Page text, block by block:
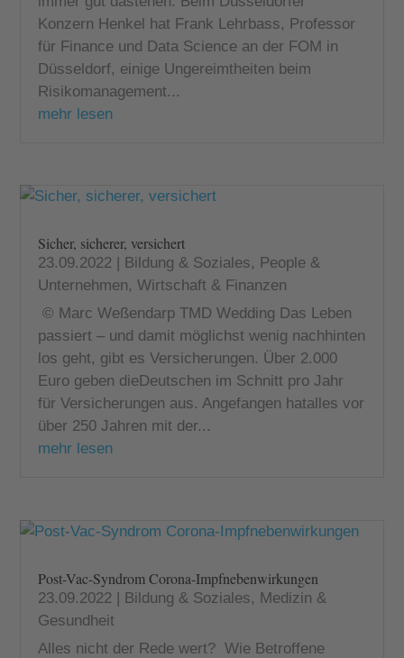
Konzern Henkel hat Frank Lehrbass, Professor
für Finance und Data Science an der FOM in
Düsseldorf, einige Ungereimtheiten beim
Risikomanagement...
mehr lesen
Sicher, sicherer, versichert
23.09.2022 Bildung & Soziales, People &
Unternehmen,Wirtschaft & Finanzen
© Marc Weßendarp TMD Wedding Das Leben
passiert – und damit möglichst wenig nachhinten
los geht, gibt es Versicherungen. Über 2.000
Euro geben dieDeutschen im Schnitt pro Jahr
für Versicherungen aus. Angefangen hatalles vor
über 250 Jahren mit der...
mehr lesen
Post-Vac-Syndrom Corona-Impfnebenwirkungen
23.09.2022 | Bildung & Soziales, Medizin &
Gesundheit
Alles nicht der Rede wert? Wie Betroffene